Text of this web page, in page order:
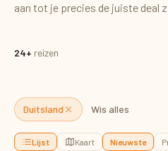
aan tot je precies de juiste deal
24+ reizen
Duitsland Wis alles
Lijst Kaart Nieuwste